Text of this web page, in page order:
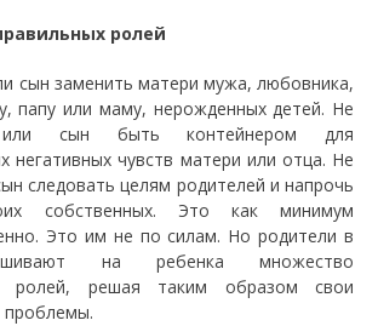
ролей
сын заменить матери мужа, любовника,
папу или маму, нерожденных детей. Не
сын быть контейнером для
негативных чувств матери или отца. Не
следовать целям родителей и напрочь
собственных. Это как минимум
Это им не по силам. Но родители в
на ребенка множество
ролей, решая таким образом свои
проблемы.